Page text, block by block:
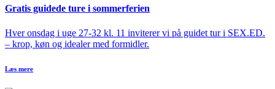
Gratis guidede ture i sommerferien
Hver onsdag i uge 27-32 kl. 11 inviterer vi på guidet tur i SEX.ED.
– krop, køn og idealer med formidler.
Læs mere